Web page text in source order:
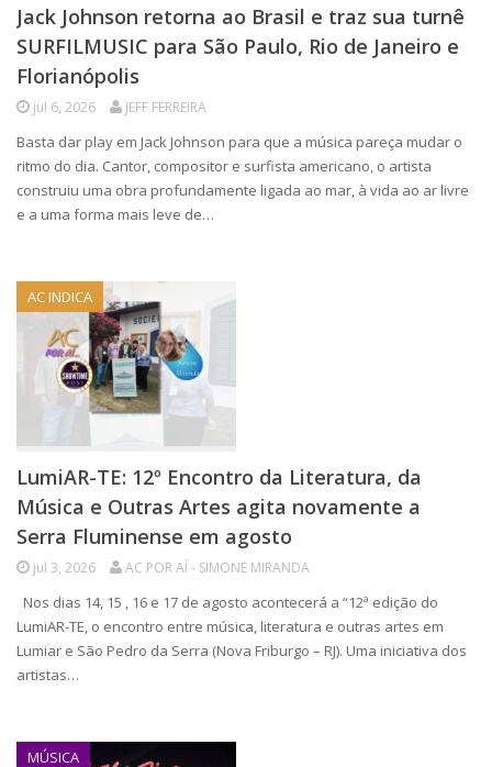
Jack Johnson retorna ao Brasil e traz sua turnê
SURFILMUSIC para São Paulo, Rio de Janeiro e
Florianópolis
jul 6, 2026 JEFF FERREIRA
Basta dar play em Jack Johnson para que a música pareça mudar o
ritmo do dia. Cantor, compositor e surfista americano, o artista
construiu uma obra profundamente ligada ao mar, à vida ao ar livre
e a uma forma mais leve de…
AC INDICA
LumiAR-TE: 12º Encontro da Literatura, da
Música e Outras Artes agita novamente a
Serra Fluminense em agosto
jul 3, 2026 AC POR AÍ - SIMONE MIRANDA
Nos dias 14, 15 , 16 e 17 de agosto acontecerá a “12ª edição do
LumiAR-TE, o encontro entre música, literatura e outras artes em
Lumiar e São Pedro da Serra (Nova Friburgo – RJ). Uma iniciativa dos
artistas…
MÚSICA